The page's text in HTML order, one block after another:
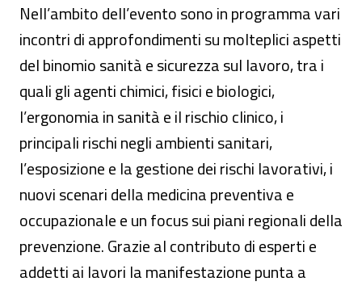
Nell’ambito dell’evento sono in programma vari
incontri di approfondimenti su molteplici aspetti
del binomio sanità e sicurezza sul lavoro, tra i
quali gli agenti chimici, fisici e biologici,
l’ergonomia in sanità e il rischio clinico, i
principali rischi negli ambienti sanitari,
l’esposizione e la gestione dei rischi lavorativi, i
nuovi scenari della medicina preventiva e
occupazionale e un focus sui piani regionali della
prevenzione. Grazie al contributo di esperti e
addetti ai lavori la manifestazione punta a